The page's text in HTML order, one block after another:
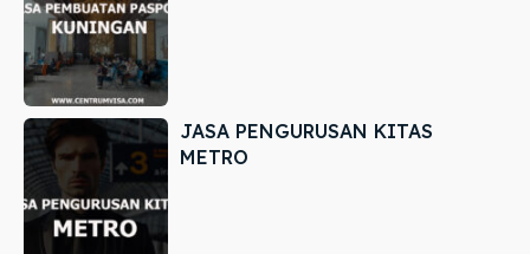
JASA PENGURUSAN KITAS
METRO